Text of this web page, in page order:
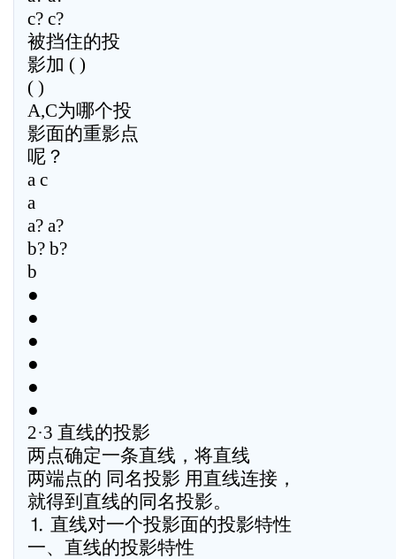
c? c?
被挡住的投
影加 ( )
( )
A,C为哪个投
影面的重影点
呢？
a c
a
a? a?
b? b?
b
●
●
●
●
●
●
2·3 直线的投影
两点确定一条直线，将直线
两端点的 同名投影 用直线连接，
就得到直线的同名投影。
⒈ 直线对一个投影面的投影特性
一、直线的投影特性